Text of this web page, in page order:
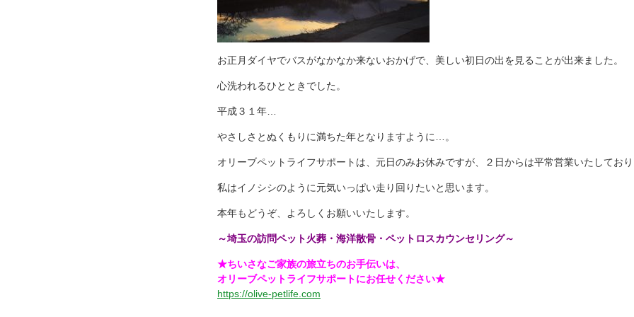
お正月ダイヤでバスがなかなか来ないおかげで、美しい初日の出を見ることが出来ました。
心洗われるひとときでした。
平成３１年…
やさしさとぬくもりに満ちた年となりますように…。
オリーブペットライフサポートは、元日のみお休みですが、２日からは平常営業いたしてお
私はイノシシのように元気いっぱい走り回りたいと思います。
本年もどうぞ、よろしくお願いいたします。
～埼玉の訪問ペット火葬・海洋散骨・ペットロスカウンセリング～
★ちいさなご家族の旅立ちのお手伝いは、
オリーブペットライフサポートにお任せください★
https://olive-petlife.com